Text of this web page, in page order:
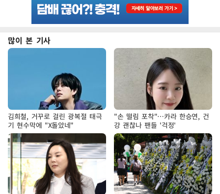
많이 본 기사
김희철, 거꾸로 걸린 광복절 태극
기 현수막에 "X돌았네"
"손 떨림 포착"…카라 한승연, 건
강 괜찮나 팬들 '걱정'